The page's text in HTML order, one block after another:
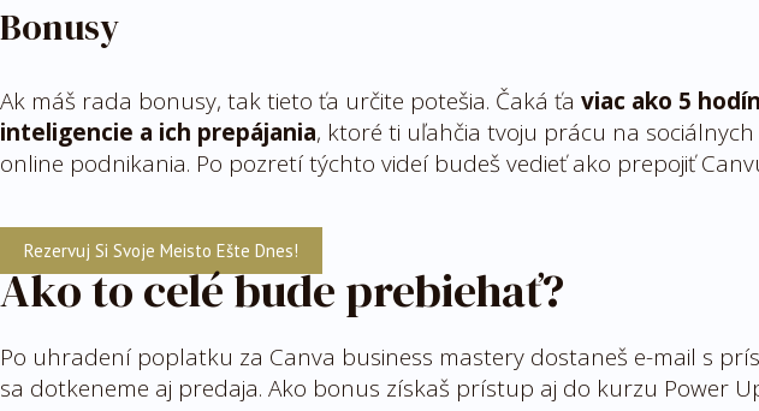
Bonusy
Ak máš rada bonusy, tak tieto ťa určite potešia. Čaká ťa viac ako 5
inteligencie a ich prepájania, ktoré ti uľahčia tvoju prácu na
online podnikania. Po pozretí týchto videí budeš vedieť ako prepojiť
Rezervuj Si Svoje Meisto Ešte Dnes!
Ako to celé bude prebiehať?
Po uhradení poplatku za Canva business mastery dostaneš e-mail s
sa dotkeneme aj predaja. Ako bonus získaš prístup aj do kurzu Power